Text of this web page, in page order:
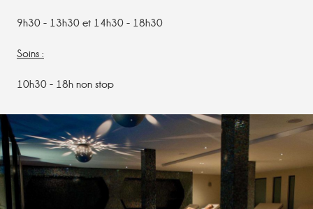
9h30 - 13h30 et 14h30 - 18h30
Soins :
10h30 - 18h non stop